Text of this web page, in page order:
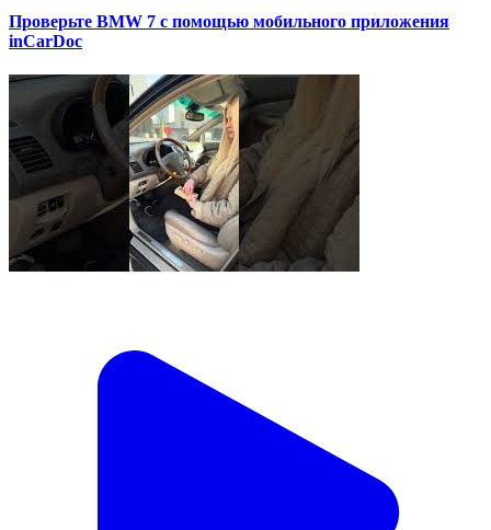
Проверьте BMW 7 с помощью мобильного приложения
inCarDoc